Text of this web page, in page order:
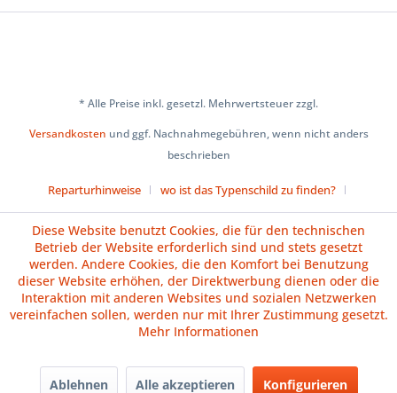
* Alle Preise inkl. gesetzl. Mehrwertsteuer zzgl.
Versandkosten und ggf. Nachnahmegebühren, wenn nicht anders
beschrieben
Reparturhinweise
wo ist das Typenschild zu finden?
Versand und Zahlungsbedingungen
Impressum
AGB
Widerrufsrecht
Datenschutz Batteriehinweise
Vertrag widerrufen
Diese Website benutzt Cookies, die für den technischen
Betrieb der Website erforderlich sind und stets gesetzt
werden. Andere Cookies, die den Komfort bei Benutzung
dieser Website erhöhen, der Direktwerbung dienen oder die
Interaktion mit anderen Websites und sozialen Netzwerken
vereinfachen sollen, werden nur mit Ihrer Zustimmung gesetzt.
Mehr Informationen
Ablehnen Alle akzeptieren Konfigurieren